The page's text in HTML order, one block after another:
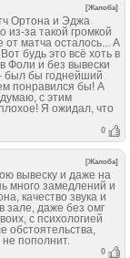
[Жалоба]
Ортона и Эджа
за такой громкой
матча осталось... А
будь это всё хоть в
Фоли и без вывески
бы годнейший
понравился бы! А
с этим
Я ожидал, что
0
[Жалоба]
вывеску и даже на
много замедлений и
качество звука и
зале, даже без омг
с психологией
обстоятельства,
пополнит.
0